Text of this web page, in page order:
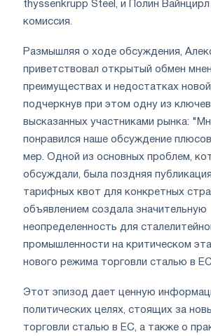
thyssenkrupp Steel, и Полин Вайнцирл
комиссия.
Размышляя о ходе обсуждения,
приветствовал открытый обмен
преимуществах и недостатках
подчеркнув при этом одну из
высказанных участниками рынка:
понравился наше обсуждение
мер. Одной из основных проблем,
обсуждали, была поздняя
тарифных квот для конкретных
объявлением создала значительную
неопределенность для
промышленности на критическом
нового режима торговли сталью в
Этот эпизод дает ценную
политических целях, стоящих за
торговли сталью в ЕС, а также о